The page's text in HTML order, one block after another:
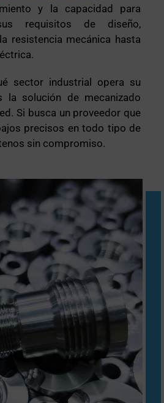
y la capacidad para
requisitos de diseño,
resistencia mecánica hasta
sector industrial opera su
la solución de mecanizado
Si busca un proveedor que
precisos en todo tipo de
sin compromiso.